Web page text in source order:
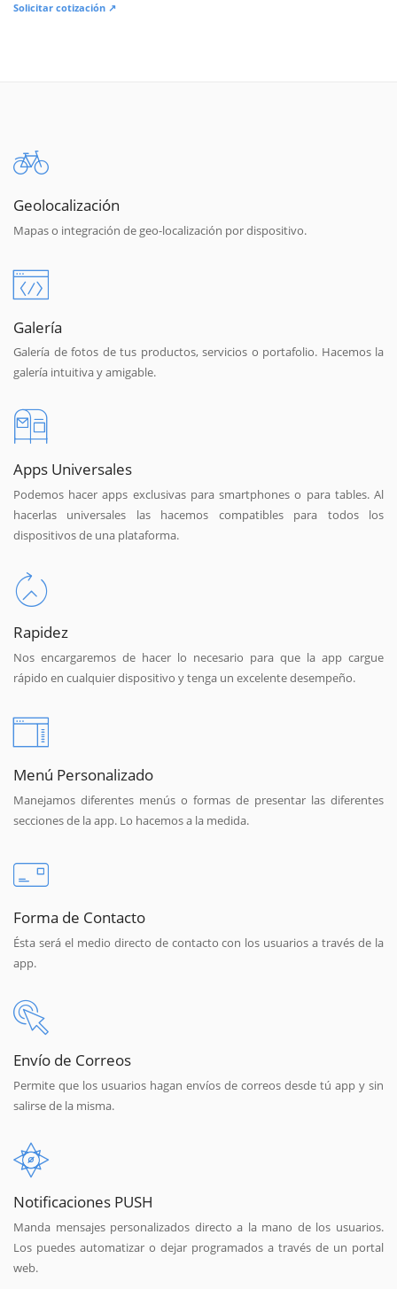
Solicitar cotización ↗
Geolocalización
Mapas o integración de geo-localización por dispositivo.
Galería
Galería de fotos de tus productos, servicios o portafolio. Hacemos la
galería intuitiva y amigable.
Apps Universales
Podemos hacer apps exclusivas para smartphones o para tables. Al
hacerlas universales las hacemos compatibles para todos los
dispositivos de una plataforma.
Rapidez
Nos encargaremos de hacer lo necesario para que la app cargue
rápido en cualquier dispositivo y tenga un excelente desempeño.
Menú Personalizado
Manejamos diferentes menús o formas de presentar las diferentes
secciones de la app. Lo hacemos a la medida.
Forma de Contacto
Ésta será el medio directo de contacto con los usuarios a través de la
app.
Envío de Correos
Permite que los usuarios hagan envíos de correos desde tú app y sin
salirse de la misma.
Notificaciones PUSH
Manda mensajes personalizados directo a la mano de los usuarios.
Los puedes automatizar o dejar programados a través de un portal
web.